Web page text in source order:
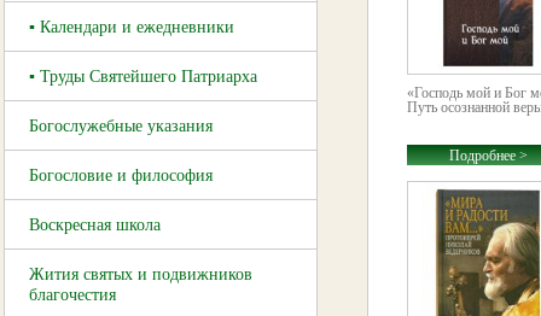
▪ Календари и ежедневники
▪ Труды Святейшего Патриарха
Богослужебные указания
Богословие и философия
Воскресная школа
Жития святых и подвижников
благочестия
«Господь мой и Бог
Путь осознанной
Подробнее >